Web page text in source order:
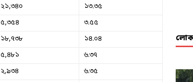
২১,৩৪০
১৩.৩৫
৫,৩৫৪
৩.৫৫
১৮,৭৩৮
১৪.০৪
৫,৪৮১
৬.৩৭
২,৯৩৪
৬.৩৫